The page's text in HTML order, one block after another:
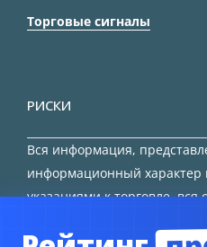
Торговые сигналы
РИСКИ
Вся информация,
информационный характер
указаниями к торговле, вся